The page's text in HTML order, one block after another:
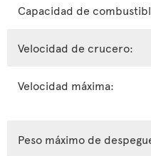
Capacidad de
Velocidad de crucero:
Velocidad máxima:
Peso máximo de